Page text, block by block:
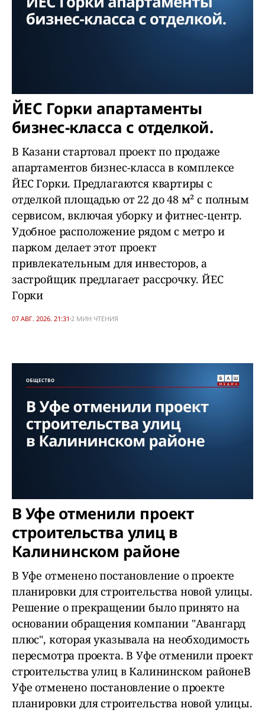
ЙЕС Горки апартаменты
бизнес-класса с отделкой.
В Казани стартовал проект по продаже
апартаментов бизнес-класса в комплексе
ЙЕС Горки. Предлагаются квартиры с
отделкой площадью от 22 до 48 м² с полным
сервисом, включая уборку и фитнес-центр.
Удобное расположение рядом с метро и
парком делает этот проект
привлекательным для инвесторов, а
застройщик предлагает рассрочку. ЙЕС
Горки
07 АВГ. 2026. 21:31 2 МИН ЧТЕНИЯ
В Уфе отменили проект
строительства улиц в
Калининском районе
В Уфе отменено постановление о проекте
планировки для строительства новой улицы.
Решение о прекращении было принято на
основании обращения компании "Авангард
плюс", которая указывала на необходимость
пересмотра проекта. В Уфе отменили проект
строительства улиц в Калининском районеВ
Уфе отменено постановление о проекте
планировки для строительства новой улицы.